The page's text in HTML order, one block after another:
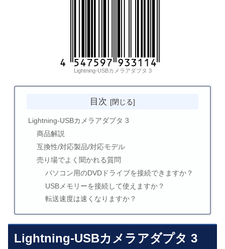
Lightning-USBカメラアダプタ 3
目次
Lightning-USBカメラアダプタ 3
商品解説
互換性/対応製品/対応モデル
売り場でよく聞かれる質問
パソコン用のDVDドライブを接続できますか？
USBメモリーを接続して使えますか？
転送速度は速くなりますか？
Lightning-USBカメラアダプタ 3